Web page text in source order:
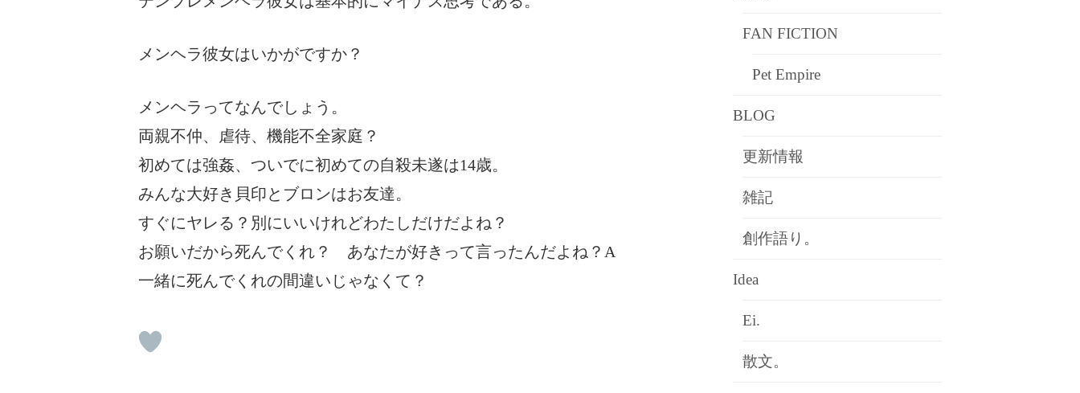
メンヘラ彼女はいかがですか？
メンヘラってなんでしょう。
両親不仲、虐待、機能不全家庭？
初めては強姦、ついでに初めての自殺未遂は14歳。
みんな大好き貝印とブロンはお友達。
すぐにヤレる？別にいいけれどわたしだけだよね？
お願いだから死んでくれ？ あなたが好きって言ったんだよね？A
一緒に死んでくれの間違いじゃなくて？
FAN FICTION
Pet Empire
BLOG
更新情報
雑記
創作語り。
Idea
Ei.
散文。